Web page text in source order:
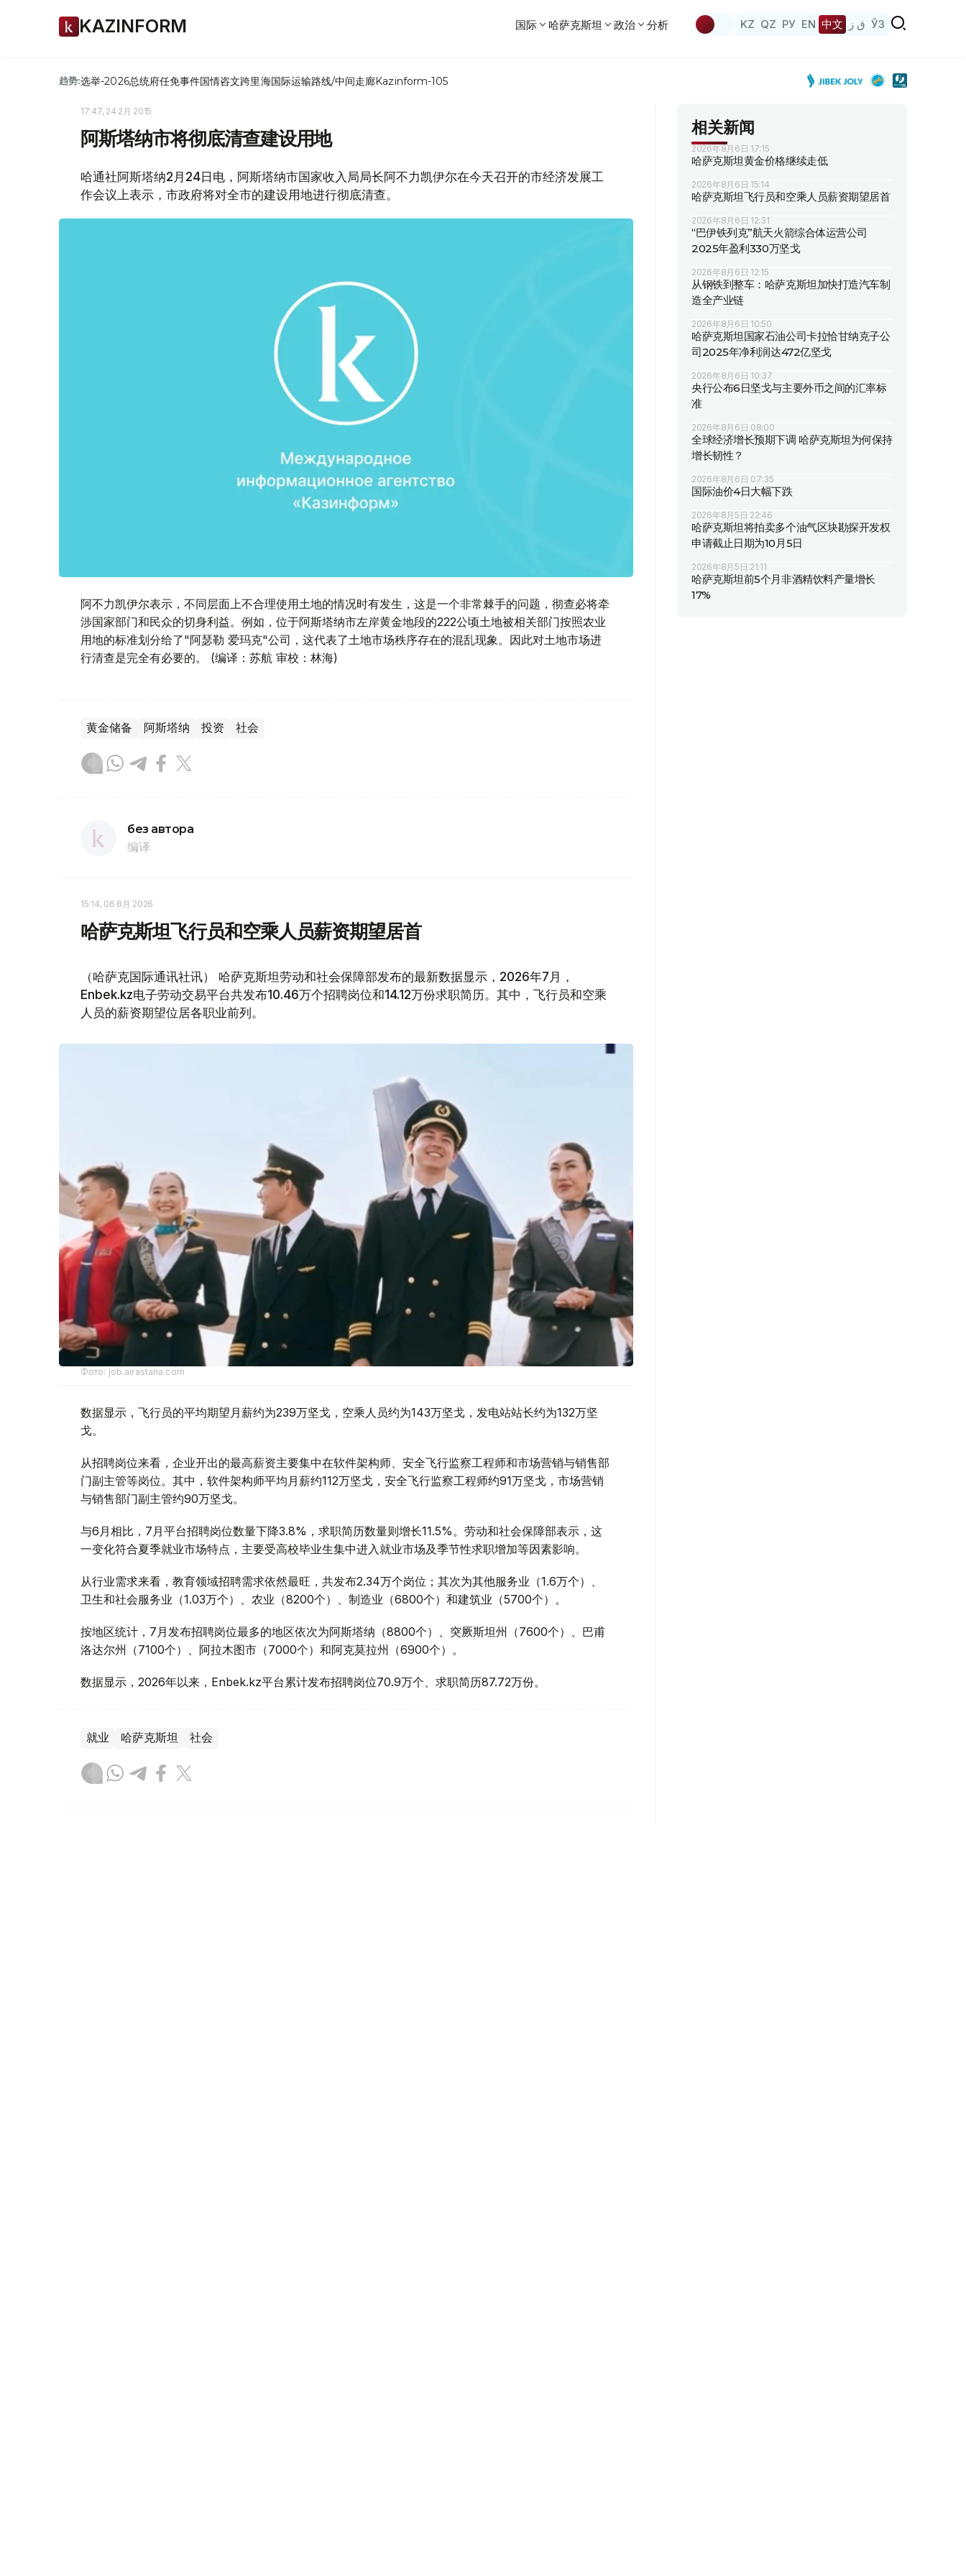
KAZINFORM 国际 哈萨克斯坦 政治 分析 KZ QZ РУ EN 中文 ق ز ЎЗ
趋势:选举-2026总统府任免事件国情咨文跨里海国际运输路线/中间走廊Kazinform-105
17:47, 24 2月 2015
阿斯塔纳市将彻底清查建设用地
哈通社阿斯塔纳2月24日电，阿斯塔纳市国家收入局局长阿不力凯伊尔在今天召开的市经济发展工
作会议上表示，市政府将对全市的建设用地进行彻底清查。
阿不力凯伊尔表示，不同层面上不合理使用土地的情况时有发生，这是一个非常棘手的问题，彻查必将牵
涉国家部门和民众的切身利益。例如，位于阿斯塔纳市左岸黄金地段的222公顷土地被相关部门按照农业
用地的标准划分给了"阿瑟勒 爱玛克"公司，这代表了土地市场秩序存在的混乱现象。因此对土地市场进
行清查是完全有必要的。 (编译：苏航 审校：林海)
黄金储备 阿斯塔纳 投资 社会
без автора
编译
15:14, 06 8月 2026
哈萨克斯坦飞行员和空乘人员薪资期望居首
（哈萨克国际通讯社讯） 哈萨克斯坦劳动和社会保障部发布的最新数据显示，2026年7月，
Enbek.kz电子劳动交易平台共发布10.46万个招聘岗位和14.12万份求职简历。其中，飞行员和空乘
人员的薪资期望位居各职业前列。
Фото: job.airastana.com
数据显示，飞行员的平均期望月薪约为239万坚戈，空乘人员约为143万坚戈，发电站站长约为132万坚
戈。
从招聘岗位来看，企业开出的最高薪资主要集中在软件架构师、安全飞行监察工程师和市场营销与销售部
门副主管等岗位。其中，软件架构师平均月薪约112万坚戈，安全飞行监察工程师约91万坚戈，市场营销
与销售部门副主管约90万坚戈。
与6月相比，7月平台招聘岗位数量下降3.8%，求职简历数量则增长11.5%。劳动和社会保障部表示，这
一变化符合夏季就业市场特点，主要受高校毕业生集中进入就业市场及季节性求职增加等因素影响。
从行业需求来看，教育领域招聘需求依然最旺，共发布2.34万个岗位；其次为其他服务业（1.6万个）、
卫生和社会服务业（1.03万个）、农业（8200个）、制造业（6800个）和建筑业（5700个）。
按地区统计，7月发布招聘岗位最多的地区依次为阿斯塔纳（8800个）、突厥斯坦州（7600个）、巴甫
洛达尔州（7100个）、阿拉木图市（7000个）和阿克莫拉州（6900个）。
数据显示，2026年以来，Enbek.kz平台累计发布招聘岗位70.9万个、求职简历87.72万份。
就业 哈萨克斯坦 社会
相关新闻
2026年8月6日 17:15
哈萨克斯坦黄金价格继续走低
2026年8月6日 15:14
哈萨克斯坦飞行员和空乘人员薪资期望居首
2026年8月6日 12:31
“巴伊铁列克”航天火箭综合体运营公司
2025年盈利330万坚戈
2026年8月6日 12:15
从钢铁到整车：哈萨克斯坦加快打造汽车制
造全产业链
2026年8月6日 10:50
哈萨克斯坦国家石油公司卡拉恰甘纳克子公
司2025年净利润达472亿坚戈
2026年8月6日 10:37
央行公布6日坚戈与主要外币之间的汇率标
准
2026年8月6日 08:00
全球经济增长预期下调 哈萨克斯坦为何保持
增长韧性？
2026年8月6日 07:35
国际油价4日大幅下跌
2026年8月5日 22:46
哈萨克斯坦将拍卖多个油气区块勘探开发权
申请截止日期为10月5日
2026年8月5日 21:11
哈萨克斯坦前5个月非酒精饮料产量增长
17%